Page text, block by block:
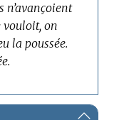
n’avançoient
vouloit, on
la poussée.